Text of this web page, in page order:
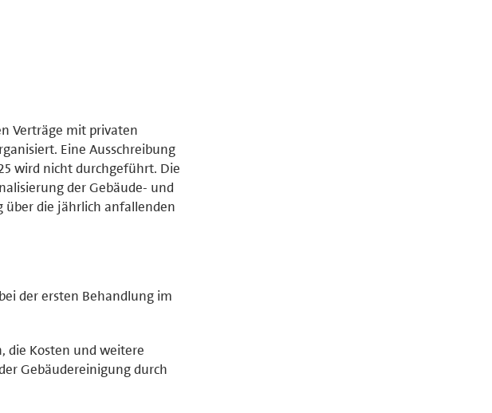
Verträge mit privaten
Eine Ausschreibung
wird nicht durchgeführt. Die
der Gebäude- und
die jährlich anfallenden
der ersten Behandlung im
die Kosten und weitere
Gebäudereinigung durch